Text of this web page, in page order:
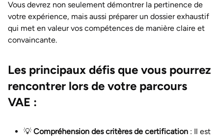
Vous devrez non seulement démontrer la pertinence de
votre expérience, mais aussi préparer un dossier exhaustif
qui met en valeur vos compétences de manière claire et
convaincante.
Les principaux défis que vous pourrez
rencontrer lors de votre parcours
VAE :
💡 Compréhension des critères de certification : Il est